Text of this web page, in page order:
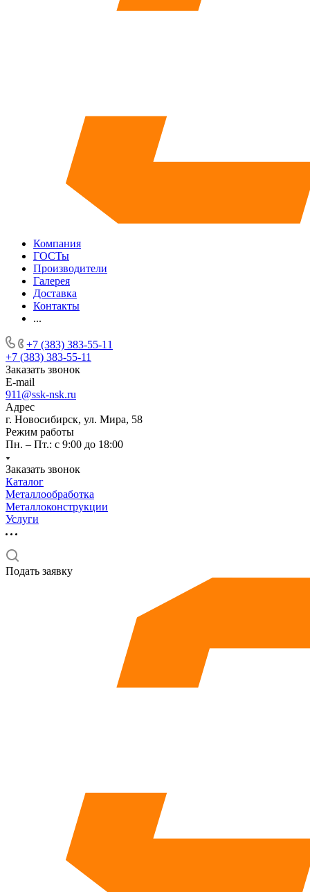
Компания
ГОСТы
Производители
Галерея
Доставка
Контакты
...
+7 (383) 383-55-11
+7 (383) 383-55-11
Заказать звонок
E-mail
911@ssk-nsk.ru
Адрес
г. Новосибирск, ул. Мира, 58
Режим работы
Пн. – Пт.: с 9:00 до 18:00
Заказать звонок
Каталог
Металлообработка
Металлоконструкции
Услуги
Подать заявку